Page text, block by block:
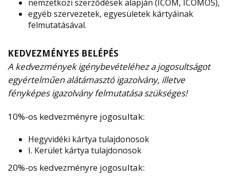
nemzetközi szerződések alapján (ICOM, ICOMOS),
egyéb szervezetek, egyesületek kártyáinak
felmutatásával.
KEDVEZMÉNYES BELÉPÉS
A kedvezmények igénybevételéhez a jogosultságot
egyértelműen alátámasztó igazolvány, illetve
fényképes igazolvány felmutatása szükséges!
10%-os kedvezményre jogosultak:
Hegyvidéki kártya tulajdonosok
I. Kerület kártya tulajdonosok
20%-os kedvezményre jogosultak: